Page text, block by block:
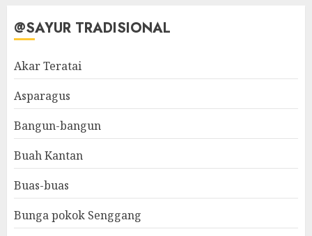
@SAYUR TRADISIONAL
Akar Teratai
Asparagus
Bangun-bangun
Buah Kantan
Buas-buas
Bunga pokok Senggang